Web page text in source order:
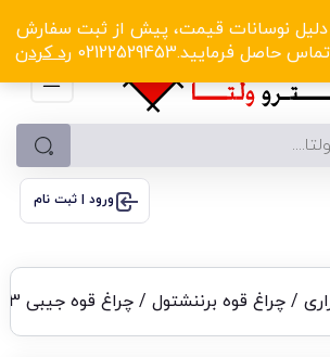
دلیل نوسانات قیمت، پیش از ثبت سفارش
فرمایید.02122529453
رد کردن
با تخفیف‌های شگفت‌انگیز! کلیک کنید
ورود | ثبت نام
/ چراغ قوه برننشتول/ چراغ قوه جیبی 3+4 LED/SMD برننشتول